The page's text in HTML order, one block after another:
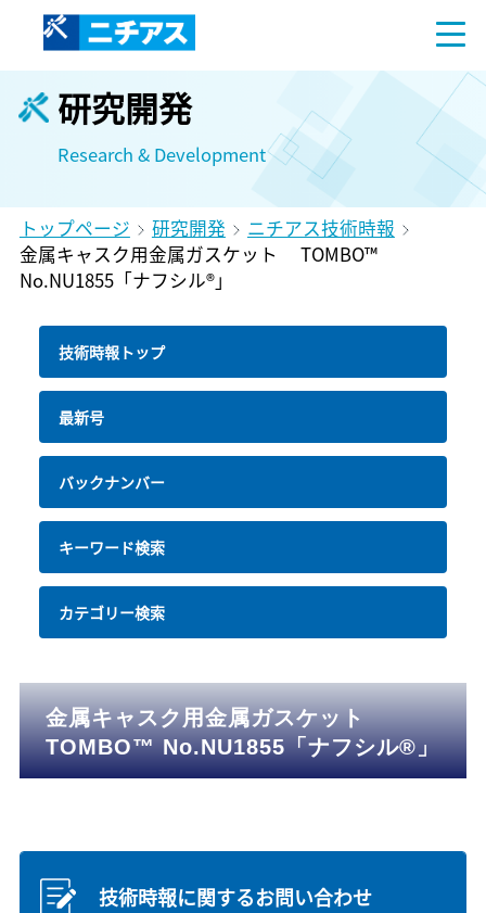
研究開発
Research & Development
トップページ 研究開発
ニチアス技術時報
金属キャスク用金属ガスケット TOMBO™
No.NU1855「ナフシル®」
技術時報トップ
最新号
バックナンバー
キーワード検索
カテゴリー検索
金属キャスク用金属ガスケット
TOMBO™ No.NU1855「ナフシル®」
技術時報に関するお問い合わせ